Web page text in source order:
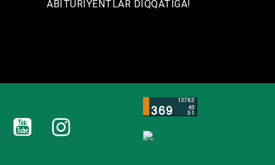
ABITURIYENTLAR DIQQATIGA!